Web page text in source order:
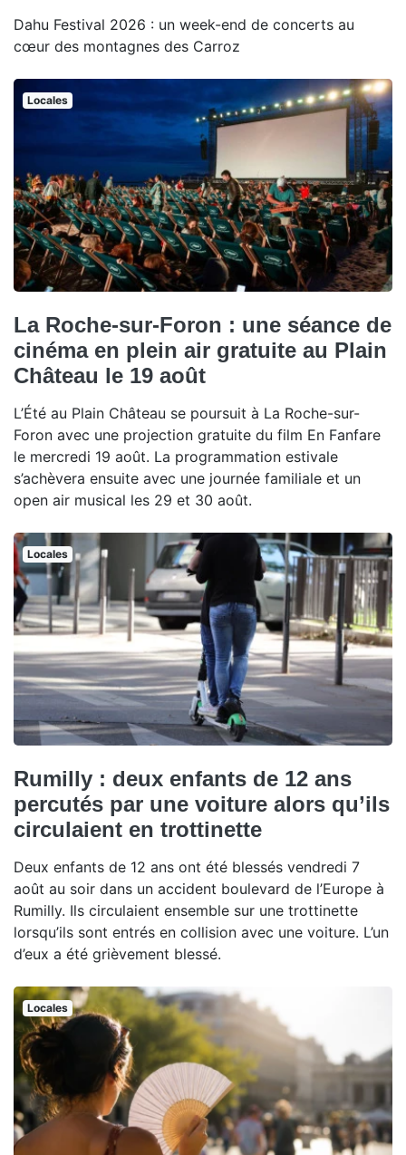
Dahu Festival 2026 : un week-end de concerts au
cœur des montagnes des Carroz
Locales
La Roche-sur-Foron : une séance de
cinéma en plein air gratuite au Plain
Château le 19 août
L’Été au Plain Château se poursuit à La Roche-sur-
Foron avec une projection gratuite du film En Fanfare
le mercredi 19 août. La programmation estivale
s’achèvera ensuite avec une journée familiale et un
open air musical les 29 et 30 août.
Locales
Rumilly : deux enfants de 12 ans
percutés par une voiture alors qu’ils
circulaient en trottinette
Deux enfants de 12 ans ont été blessés vendredi 7
août au soir dans un accident boulevard de l’Europe à
Rumilly. Ils circulaient ensemble sur une trottinette
lorsqu’ils sont entrés en collision avec une voiture. L’un
d’eux a été grièvement blessé.
Locales